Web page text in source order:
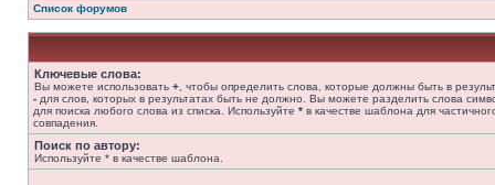
Список форумов
Ключевые слова:
Вы можете использовать + , чтобы определить слова, которые должны быть в
- для слов, которых в результатах быть не должно. Вы можете разделить слова
для поиска любого слова из списка. Используйте * в качестве шаблона для
совпадения.
Поиск по автору:
Используйте * в качестве шаблона.